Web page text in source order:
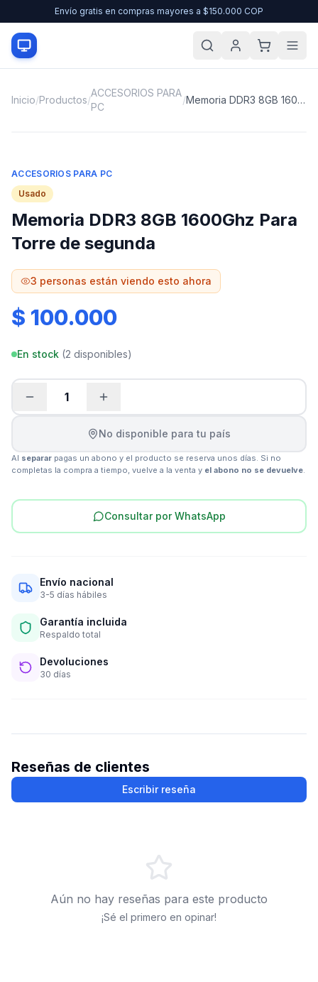
Envío gratis en compras mayores a $150.000 COP
Inicio/Productos/
ACCESORIOS PARA
PC
/ Memoria DDR3 8GB 1600Ghz Para Torre de segunda
ACCESORIOS PARA PC
Usado
Memoria DDR3 8GB 1600Ghz Para
Torre de segunda
3 personas están viendo esto ahora
$ 100.000
En stock (2 disponibles)
1
No disponible para tu país
Al separar pagas un abono y el producto se reserva unos días. Si no
completas la compra a tiempo, vuelve a la venta y el abono no se devuelve.
Consultar por WhatsApp
Envío nacional
3-5 días hábiles
Garantía incluida
Respaldo total
Devoluciones
30 días
Reseñas de clientes
Escribir reseña
Aún no hay reseñas para este producto
¡Sé el primero en opinar!